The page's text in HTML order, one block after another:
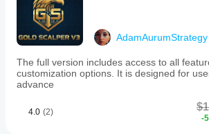
AdamAurumStrategy
The full version includes access to all
customization options. It is designed for
advance
4.0 (2)
-